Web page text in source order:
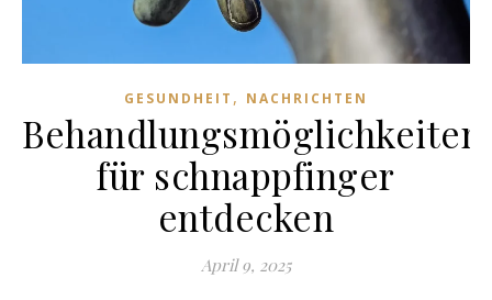
GESUNDHEIT , NACHRICHTEN
Behandlungsmöglichkeiten
für schnappfinger
entdecken
April 9, 2025